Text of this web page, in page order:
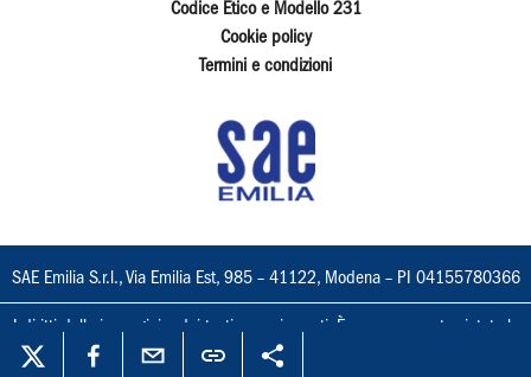
Codice Etico e Modello 231
Cookie policy
Termini e condizioni
SAE Emilia S.r.l., Via Emilia Est, 985 – 41122, Modena – PI 04155780366
I diritti delle immagini e dei testi sono riservati. È espressamente vietata la
loro riproduzione con qualsiasi mezzo e l'adattamento totale o parziale.